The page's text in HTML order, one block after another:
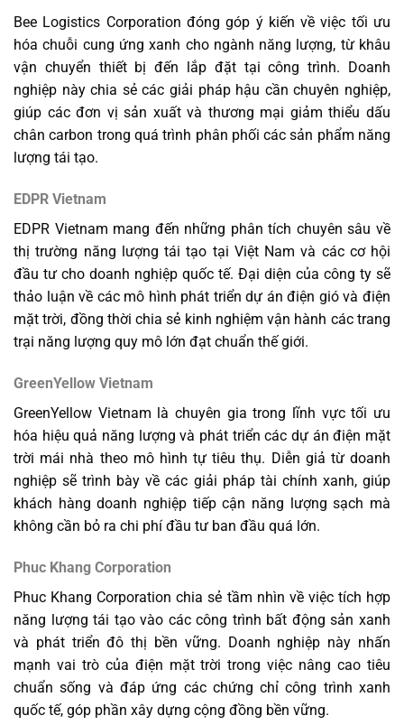
Bee Logistics Corporation đóng góp ý kiến về việc tối ưu
hóa chuỗi cung ứng xanh cho ngành năng lượng, từ khâu
vận chuyển thiết bị đến lắp đặt tại công trình. Doanh
nghiệp này chia sẻ các giải pháp hậu cần chuyên nghiệp,
giúp các đơn vị sản xuất và thương mại giảm thiểu dấu
chân carbon trong quá trình phân phối các sản phẩm năng
lượng tái tạo.
EDPR Vietnam
EDPR Vietnam mang đến những phân tích chuyên sâu về
thị trường năng lượng tái tạo tại Việt Nam và các cơ hội
đầu tư cho doanh nghiệp quốc tế. Đại diện của công ty sẽ
thảo luận về các mô hình phát triển dự án điện gió và điện
mặt trời, đồng thời chia sẻ kinh nghiệm vận hành các trang
trại năng lượng quy mô lớn đạt chuẩn thế giới.
GreenYellow Vietnam
GreenYellow Vietnam là chuyên gia trong lĩnh vực tối ưu
hóa hiệu quả năng lượng và phát triển các dự án điện mặt
trời mái nhà theo mô hình tự tiêu thụ. Diễn giả từ doanh
nghiệp sẽ trình bày về các giải pháp tài chính xanh, giúp
khách hàng doanh nghiệp tiếp cận năng lượng sạch mà
không cần bỏ ra chi phí đầu tư ban đầu quá lớn.
Phuc Khang Corporation
Phuc Khang Corporation chia sẻ tầm nhìn về việc tích hợp
năng lượng tái tạo vào các công trình bất động sản xanh
và phát triển đô thị bền vững. Doanh nghiệp này nhấn
mạnh vai trò của điện mặt trời trong việc nâng cao tiêu
chuẩn sống và đáp ứng các chứng chỉ công trình xanh
quốc tế, góp phần xây dựng cộng đồng bền vững.